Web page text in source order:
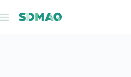
para
o